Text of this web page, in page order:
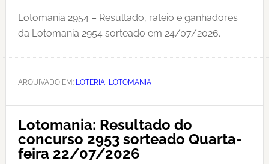
Lotomania 2954 – Resultado, rateio e ganhadores
da Lotomania 2954 sorteado em 24/07/2026.
ARQUIVADO EM: LOTERIA, LOTOMANIA
Lotomania: Resultado do
concurso 2953 sorteado Quarta-
feira 22/07/2026